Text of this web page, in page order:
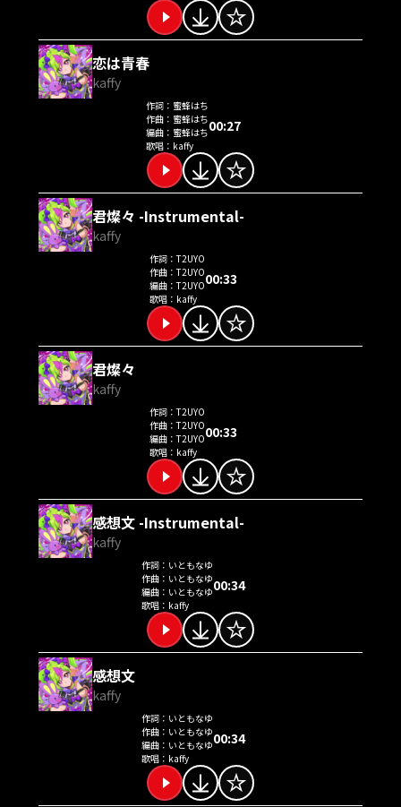
恋は青春
kaffy
作詞： 蜜蜂はち
作曲： 蜜蜂はち
編曲： 蜜蜂はち
歌唱： kaffy
00:27
君燦々 -Instrumental-
kaffy
作詞：T2UYO
作曲：T2UYO
編曲：T2UYO
歌唱： kaffy
00:33
君燦々
kaffy
作詞：T2UYO
作曲：T2UYO
編曲：T2UYO
歌唱： kaffy
00:33
感想文 -Instrumental-
kaffy
作詞： いともなゆ
作曲： いともなゆ
編曲： いともなゆ
歌唱： kaffy
00:34
感想文
kaffy
作詞： いともなゆ
作曲： いともなゆ
編曲： いともなゆ
歌唱： kaffy
00:34